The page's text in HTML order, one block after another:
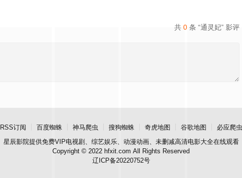
共 0 条 “通灵妃” 影评
RSS订阅 百度蜘蛛 神马爬虫 搜狗蜘蛛 奇虎地图 谷歌地图
必应爬虫
星辰影院提供免费VIP电视剧、综艺娱乐、动漫动画、未删减高清电影大全在线观看
Copyright © 2022 hfxit.com All Rights Reserved
辽ICP备20220752号